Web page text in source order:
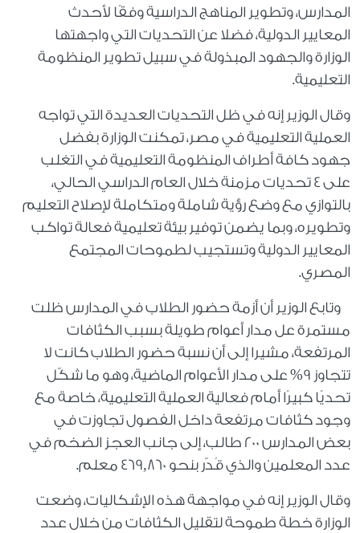
المدارس، وتطوير المناهج الدراسية وفقًا لأحدث
المعايير الدولية، فضلا عن التحديات التي واجهتها
الوزارة والجهود المبذولة في سبيل تطوير المنظومة
التعليمية.
وقال الوزير إنه في ظل التحديات العديدة التي تواجه
العملية التعليمية في مصر، تمكنت الوزارة بفضل
جهود كافة أطراف المنظومة التعليمية في التغلب
على ٤ تحديات مزمنة خلال العام الدراسي الحالي،
بالتوازي مع وضع رؤية شاملة ومتكاملة لإصلاح التعليم
وتطويره، وبما يضمن توفير بيئة تعليمية فعالة تواكب
المعايير الدولية وتستجيب لطموحات المجتمع
المصري.
وتابع الوزير أن أزمة حضور الطلاب في المدارس ظلت
مستمرة عل مدار أعوام طويلة بسبب الكثافات
المرتفعة، مشيرا إلى أن نسبة حضور الطلاب كانت لا
تتجاوز 9% على مدار الأعوام الماضية، وهو ما شكّل
تحديًا كبيرًا أمام فعالية العملية التعليمية، خاصة مع
وجود كثافات مرتفعة داخل الفصول تجاوزت في
بعض المدارس 200 طالب، إلى جانب العجز الضخم في
عدد المعلمين والذي قُدّر بنحو 469,860 معلم.
وقال الوزير إنه في مواجهة هذه الإشكاليات، وضعت
الوزارة خطة طموحة لتقليل الكثافات من خلال عدد